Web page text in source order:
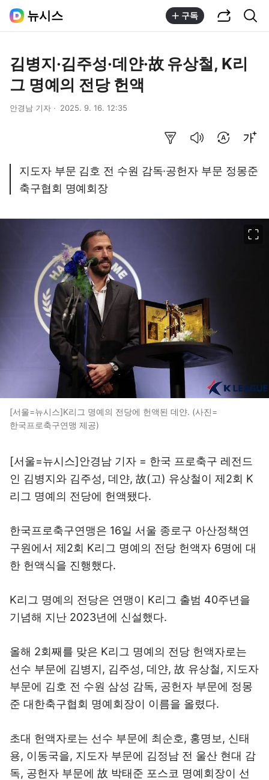
뉴시스 구독
김병지·김주성·데얀·故 유상철, K리
그 명예의 전당 헌액
안경남 기자 2025. 9. 16. 12:35
지도자 부문 김호 전 수원 감독·공헌자 부문 정몽준
축구협회 명예회장
[서울=뉴시스]K리그 명예의 전당에 헌액된 데얀. (사진=
한국프로축구연맹 제공)
[서울=뉴시스]안경남 기자 = 한국 프로축구 레전드
인 김병지와 김주성, 데얀, 故(고) 유상철이 제2회 K
리그 명예의 전당에 헌액됐다.
한국프로축구연맹은 16일 서울 종로구 아산정책연
구원에서 제2회 K리그 명예의 전당 헌액자 6명에 대
한 헌액식을 진행했다.
K리그 명예의 전당은 연맹이 K리그 출범 40주년을
기념해 지난 2023년에 신설했다.
올해 2회째를 맞은 K리그 명예의 전당 헌액자로는
선수 부문에 김병지, 김주성, 데얀, 故 유상철, 지도자
부문에 김호 전 수원 삼성 감독, 공헌자 부문에 정몽
준 대한축구협회 명예회장이 이름을 올렸다.
초대 헌액자로는 선수 부문에 최순호, 홍명보, 신태
용, 이동국을, 지도자 부문에 김정남 전 울산 현대 감
독, 공헌자 부문에 故 박태준 포스코 명예회장이 선